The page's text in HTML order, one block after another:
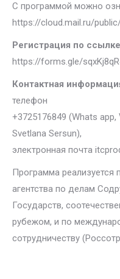
С программой можно
https://cloud.mail.ru/
Регистрация по
https://forms.gle/
Контактная
телефон
+3725176849 (Whats
Svetlana Sersun),
электронная почта
Программа
агентства по делам
Государств,
рубежом, и по
сотрудничеству